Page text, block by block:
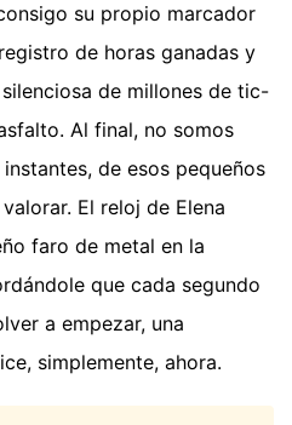
su propio marcador
de horas ganadas y
de millones de tic-
Al final, no somos
de esos pequeños
El reloj de Elena
faro de metal en la
que cada segundo
a empezar, una
simplemente, ahora.